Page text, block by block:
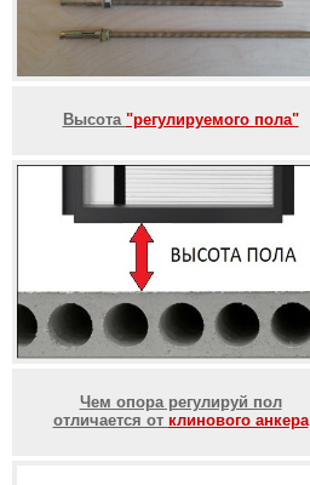
Высота "регулируемого пола"
Чем опора регулируй пол
отличается от клинового анкера